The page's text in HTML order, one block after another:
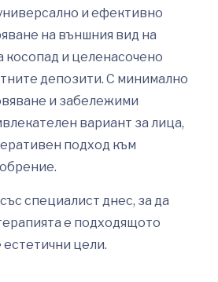
и ефективно
на външния вид на
косопад и целенасочено
депозити. С минимално
и забележими
вариант за лица,
подход към
специалист днес, за да
е подходящото
цели.